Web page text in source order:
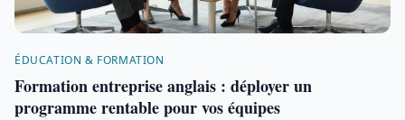
ÉDUCATION & FORMATION
Formation entreprise anglais : déployer un
programme rentable pour vos équipes